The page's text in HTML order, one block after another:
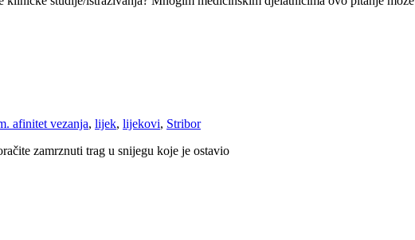
afinitet vezanja, lijek, lijekovi, Stribor
zamrznuti trag u snijegu koje je ostavio